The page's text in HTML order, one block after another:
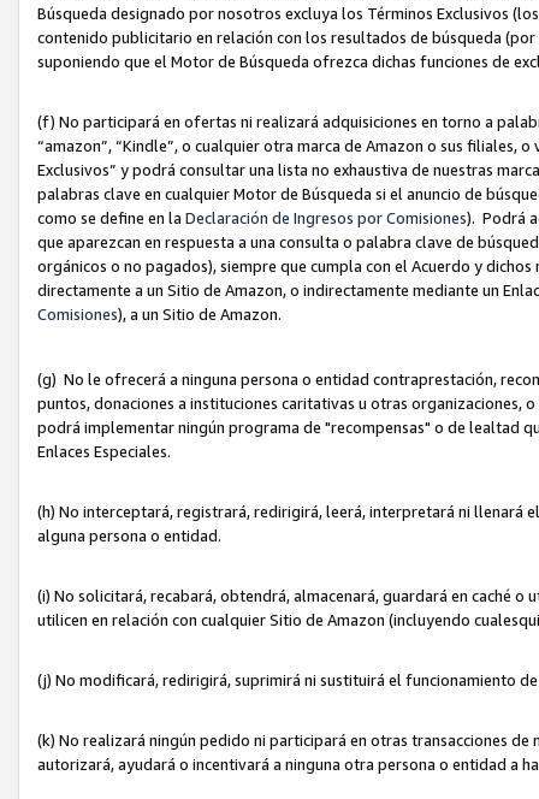
Búsqueda designado por nosotros excluya los Términos Exclusivos
contenido publicitario en relación con los resultados de búsqueda
suponiendo que el Motor de Búsqueda ofrezca dichas funciones de
(f) No participará en ofertas ni realizará adquisiciones en torno a
“amazon”, “Kindle”, o cualquier otra marca de Amazon o sus filiales,
Exclusivos” y podrá consultar una lista no exhaustiva de nuestras
palabras clave en cualquier Motor de Búsqueda si el anuncio de
como se define en la Declaración de Ingresos por Comisiones). Podrá
que aparezcan en respuesta a una consulta o palabra clave de
orgánicos o no pagados), siempre que cumpla con el Acuerdo y
directamente a un Sitio de Amazon, o indirectamente mediante un
Comisiones), a un Sitio de Amazon.
(g) No le ofrecerá a ninguna persona o entidad contraprestación,
puntos, donaciones a instituciones caritativas u otras organizaciones,
podrá implementar ningún programa de "recompensas" o de lealtad
Enlaces Especiales.
(h) No interceptará, registrará, redirigirá, leerá, interpretará ni
alguna persona o entidad.
(i) No solicitará, recabará, obtendrá, almacenará, guardará en caché
utilicen en relación con cualquier Sitio de Amazon (incluyendo
(j) No modificará, redirigirá, suprimirá ni sustituirá el funcionamiento
(k) No realizará ningún pedido ni participará en otras transacciones
autorizará, ayudará o incentivará a ninguna otra persona o entidad a